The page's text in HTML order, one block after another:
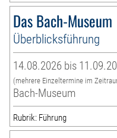
Das Bach-Museum
Überblicksführung
14.08.2026 bis
(mehrere Einzeltermine im
Bach-Museum
Rubrik: Führung